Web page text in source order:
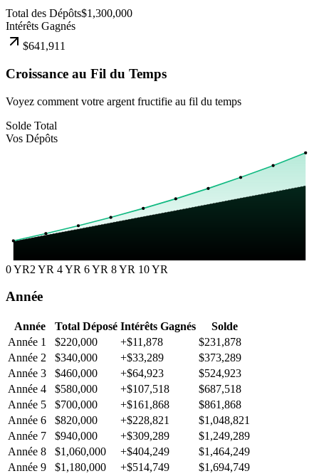
Total des Dépôts$1,300,000
Intérêts Gagnés
$641,911
Croissance au Fil du Temps
Voyez comment votre argent fructifie au fil du temps
Solde Total
Vos Dépôts
0 YR2 YR 4 YR 6 YR 8 YR 10 YR
Année
Année Total Déposé Intérêts Gagnés
Solde
Année 1
$220,000 +$11,878
$231,878
Année 2
$340,000 +$33,289
$373,289
Année 3
$460,000 +$64,923
$524,923
Année 4
$580,000 +$107,518
$687,518
Année 5
$700,000 +$161,868
$861,868
Année 6
$820,000 +$228,821
$1,048,821
Année 7
$940,000 +$309,289
$1,249,289
Année 8
$1,060,000 +$404,249
$1,464,249
Année 9
$1,180,000 +$514,749
$1,694,749